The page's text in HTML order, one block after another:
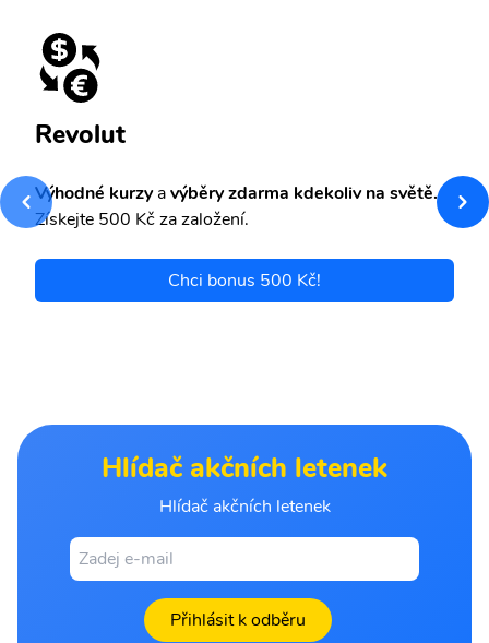
Revolut
Výhodné kurzyavýběry zdarma kdekoliv na světě.
Získejte 500 Kč za založení.
Chci bonus 500 Kč!
Hlídač akčních letenek
Hlídač akčních letenek
Přihlásit k odběru